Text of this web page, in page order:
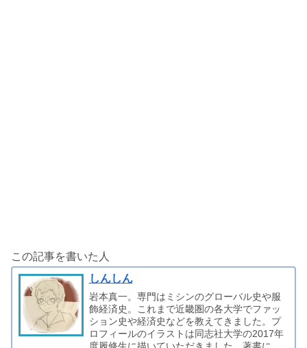
この記事を書いた人
しんしん
岩本真一。専門はミシンのグローバル史や服
飾経済史。これまで近畿圏の各大学でファッ
ション史や経済史などを教えてきました。プ
ロフィールのイラストは同志社大学の2017年
度履修生に描いていただきました。著書に